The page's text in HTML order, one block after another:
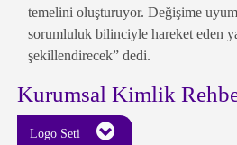
temelini oluşturuyor. Değişime
sorumluluk bilinciyle hareket eden
şekillendirecek” dedi.
Kurumsal Kimlik
Logo Seti